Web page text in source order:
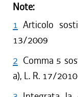
Note:
1 Articolo
13/2009
2 Comma 5
a), L. R. 17/2010